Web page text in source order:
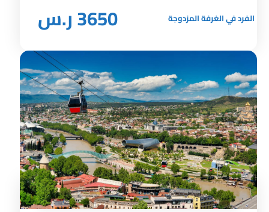
الفرد في الغرفة المزدوجة 3650 ر.س